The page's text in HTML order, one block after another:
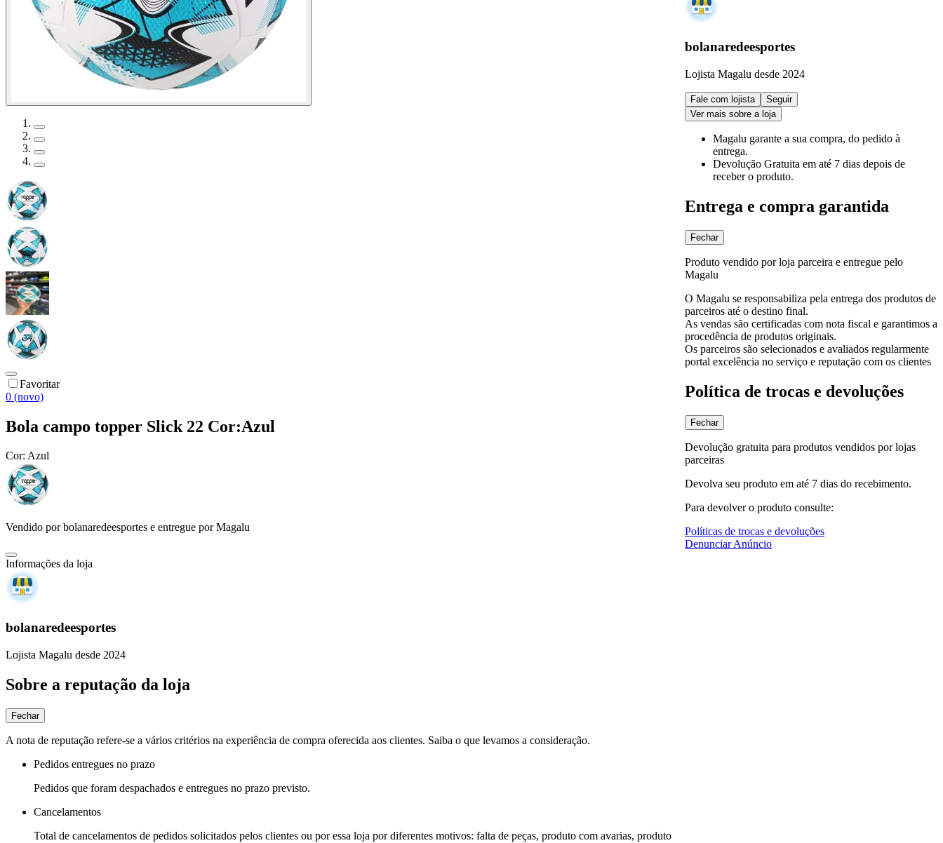
Favoritar
0 (novo)
Bola campo topper Slick 22 Cor:Azul
Cor: Azul
Vendido porbolanaredeesportes e entregue por Magalu
Informações da loja
bolanaredeesportes
Lojista Magalu desde 2024
Sobre a reputação da loja
Fechar
A nota de reputação refere-se a vários critérios na experiência de compra oferecida aos clientes. Saiba o que levamos a consideração.
Pedidos entregues no prazo
Pedidos que foram despachados e entregues no prazo previsto.
Cancelamentos
Total de cancelamentos de pedidos solicitados pelos clientes ou por essa loja por diferentes motivos: falta de peças, produto com avarias, produto
bolanaredeesportes
Lojista Magalu desde 2024
Fale com lojista
Seguir
Ver mais sobre a loja
Magalu garante a sua compra, do pedido à
entrega.
Devolução Gratuita em até 7 dias depois de
receber o produto.
Entrega e compra garantida
Fechar
Produto vendido por loja parceira e entregue pelo
Magalu
O Magalu se responsabiliza pela entrega dos produtos de
parceiros até o destino final.
As vendas são certificadas com nota fiscal e garantimos a
procedência de produtos originais.
Os parceiros são selecionados e avaliados regularmente
portal excelência no serviço e reputação com os clientes
Política de trocas e devoluções
Fechar
Devolução gratuita para produtos vendidos por lojas
parceiras
Devolva seu produto em até 7 dias do recebimento.
Para devolver o produto consulte:
Políticas de trocas e devoluções
Denunciar Anúncio